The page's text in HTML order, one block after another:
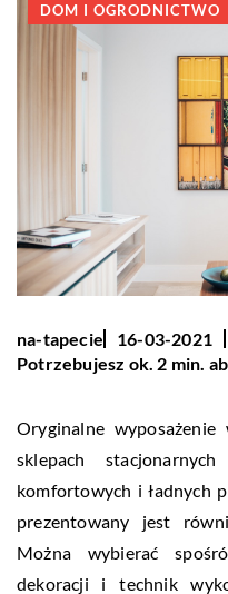
DOM I OGRODNICTWO
na-tapecie
16-03-2021
Potrzebujesz ok. 2 min.
Oryginalne
sklepach
komfortowych i ładnych
prezentowany jest
Można wybierać
dekoracji i technik